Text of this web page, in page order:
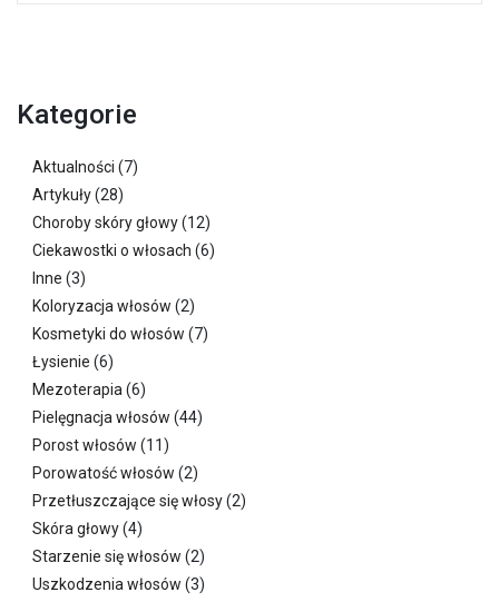
Kategorie
Aktualności (7)
Artykuły(28)
Choroby skóry głowy(12)
Ciekawostki o włosach (6)
Inne (3)
Koloryzacja włosów (2)
Kosmetyki do włosów (7)
Łysienie (6)
Mezoterapia (6)
Pielęgnacja włosów (44)
Porost włosów (11)
Porowatość włosów (2)
Przetłuszczające się włosy(2)
Skóra głowy(4)
Starzenie się włosów (2)
Uszkodzenia włosów (3)